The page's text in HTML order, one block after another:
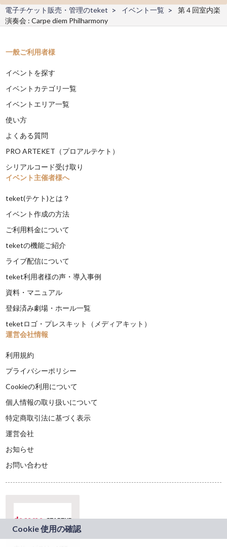
電子チケット販売・管理のteket
イベント一覧
第４回室内楽
演奏会 : Carpe diem Philharmony
一般ご利用者様
イベントを探す
イベントカテゴリ一覧
イベントエリア一覧
使い方
よくある質問
PRO ARTEKET（プロアルテケト）
シリアルコード受け取り
イベント主催者様へ
teket(テケト)とは？
イベント作成の方法
ご利用料金について
teketの機能ご紹介
ライブ配信について
teket利用者様の声・導入事例
資料・マニュアル
登録済み劇場・ホール一覧
teketロゴ・プレスキット（メディアキット）
運営会社情報
利用規約
プライバシーポリシー
Cookieの利用について
個人情報の取り扱いについて
特定商取引法に基づく表示
運営会社
お知らせ
お問い合わせ